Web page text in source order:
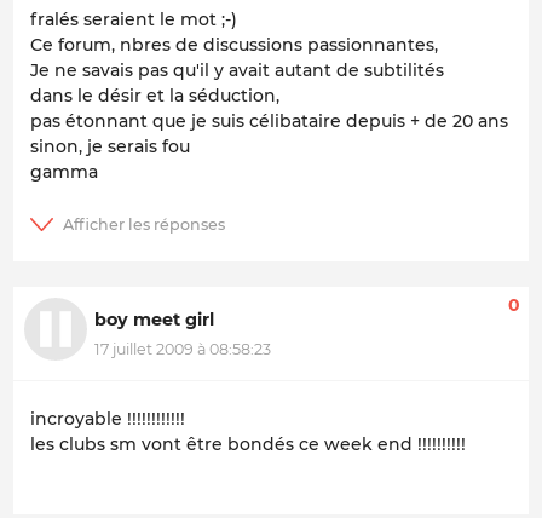
fralés seraient le mot ;-)
Ce forum, nbres de discussions passionnantes,
Je ne savais pas qu'il y avait autant de subtilités
dans le désir et la séduction,
pas étonnant que je suis célibataire depuis + de 20 ans
sinon, je serais fou
gamma
boy meet girl
17 juillet 2009 à 08:58:23
0
incroyable !!!!!!!!!!!!
les clubs sm vont être bondés ce week end !!!!!!!!!!